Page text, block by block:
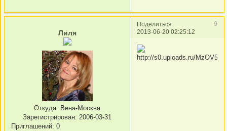
Поделиться
9
2013-06-20 02:25:12
Лиля
Откуда: Вена-Москва
Зарегистрирован: 2006-03-31
Приглашений: 0